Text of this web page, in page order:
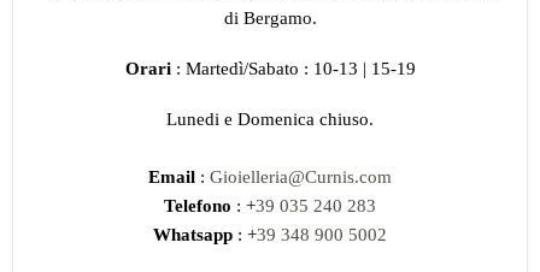
di Bergamo.
Orari : Martedì/Sabato : 10-13 | 15-19
Lunedi e Domenica chiuso.
Email : Gioielleria@Curnis.com
Telefono : +39 035 240 283
Whatsapp : +39 348 900 5002